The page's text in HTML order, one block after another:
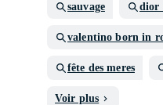
sauvage dior
valentino born in
fête des meres
Voir plus